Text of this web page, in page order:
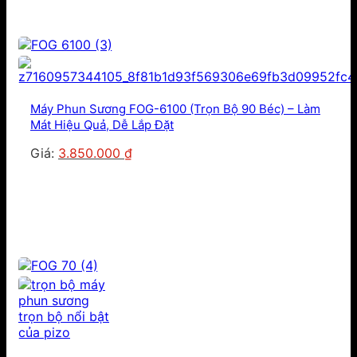
Máy Phun Sương FOG-6100 (Trọn Bộ 90 Béc) – Làm
Mát Hiệu Quả, Dễ Lắp Đặt
Giá: Giá
3.850.000 ₫Giá